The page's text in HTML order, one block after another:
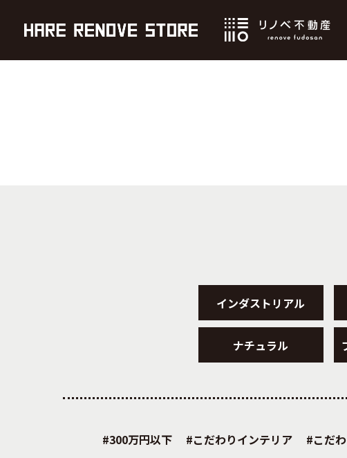
インダストリアル
ナチュラル
300万円以下 こだわりインテリア こだ